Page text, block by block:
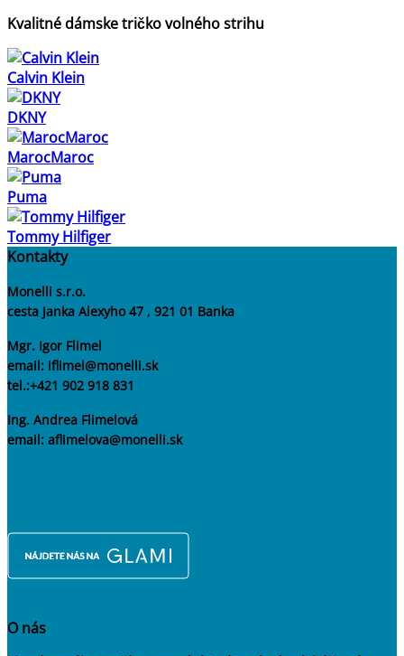
Kvalitné dámske tričko volného strihu
Calvin Klein
DKNY
MarocMaroc
Puma
Tommy Hilfiger
Kontakty
Monelli s.r.o.
cesta Janka Alexyho 47 , 921 01 Banka
Mgr. Igor Flimel
email: iflimel@monelli.sk
tel.:+421 902 918 831
Ing. Andrea Flimelová
email: aflimelova@monelli.sk
O nás